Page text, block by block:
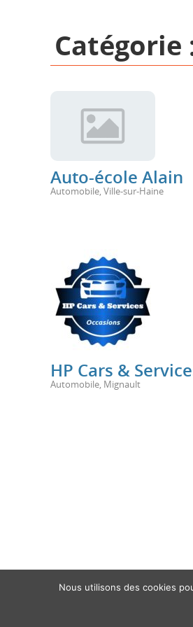
Catégorie
Auto-école Alain
Automobile, Ville-sur-Haine
HP Cars &
Automobile, Mignault
Nous utilisons des cookies